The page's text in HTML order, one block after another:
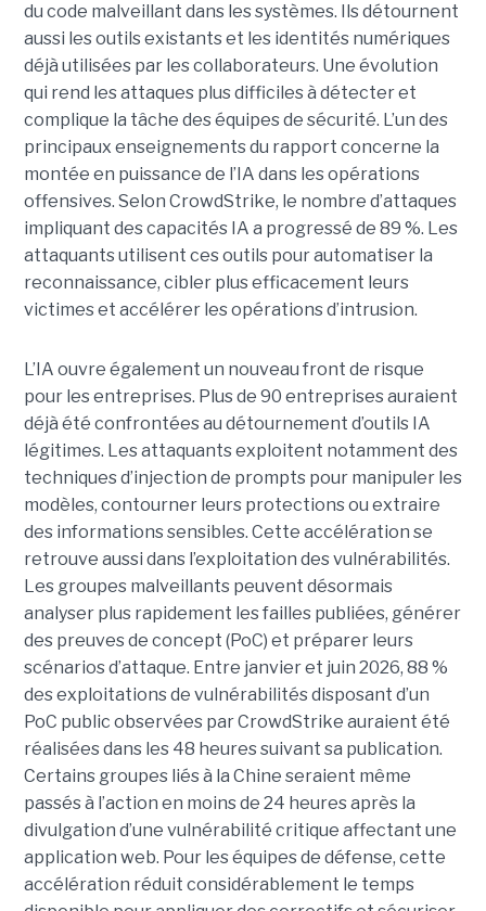
du code malveillant dans les systèmes. Ils détournent
aussi les outils existants et les identités numériques
déjà utilisées par les collaborateurs. Une évolution
qui rend les attaques plus difficiles à détecter et
complique la tâche des équipes de sécurité. L’un des
principaux enseignements du rapport concerne la
montée en puissance de l’IA dans les opérations
offensives. Selon CrowdStrike, le nombre d’attaques
impliquant des capacités IA a progressé de 89 %. Les
attaquants utilisent ces outils pour automatiser la
reconnaissance, cibler plus efficacement leurs
victimes et accélérer les opérations d’intrusion.
L’IA ouvre également un nouveau front de risque
pour les entreprises. Plus de 90 entreprises auraient
déjà été confrontées au détournement d’outils IA
légitimes. Les attaquants exploitent notamment des
techniques d’injection de prompts pour manipuler les
modèles, contourner leurs protections ou extraire
des informations sensibles. Cette accélération se
retrouve aussi dans l’exploitation des vulnérabilités.
Les groupes malveillants peuvent désormais
analyser plus rapidement les failles publiées, générer
des preuves de concept (PoC) et préparer leurs
scénarios d’attaque. Entre janvier et juin 2026, 88 %
des exploitations de vulnérabilités disposant d’un
PoC public observées par CrowdStrike auraient été
réalisées dans les 48 heures suivant sa publication.
Certains groupes liés à la Chine seraient même
passés à l’action en moins de 24 heures après la
divulgation d’une vulnérabilité critique affectant une
application web. Pour les équipes de défense, cette
accélération réduit considérablement le temps